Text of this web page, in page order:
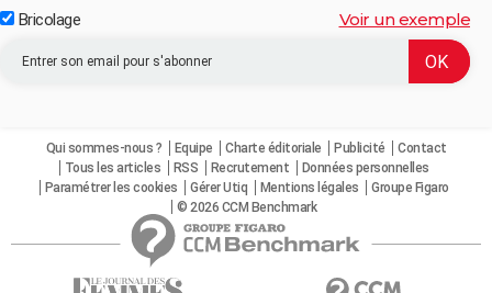
Bricolage Voir un exemple
Qui sommes-nous ? Equipe Charte éditoriale Publicité
Contact
Tous les articles
RSS Recrutement
Données personnelles
Paramétrer les cookies
Gérer Utiq Mentions légales
Groupe Figaro
© 2026 CCM Benchmark